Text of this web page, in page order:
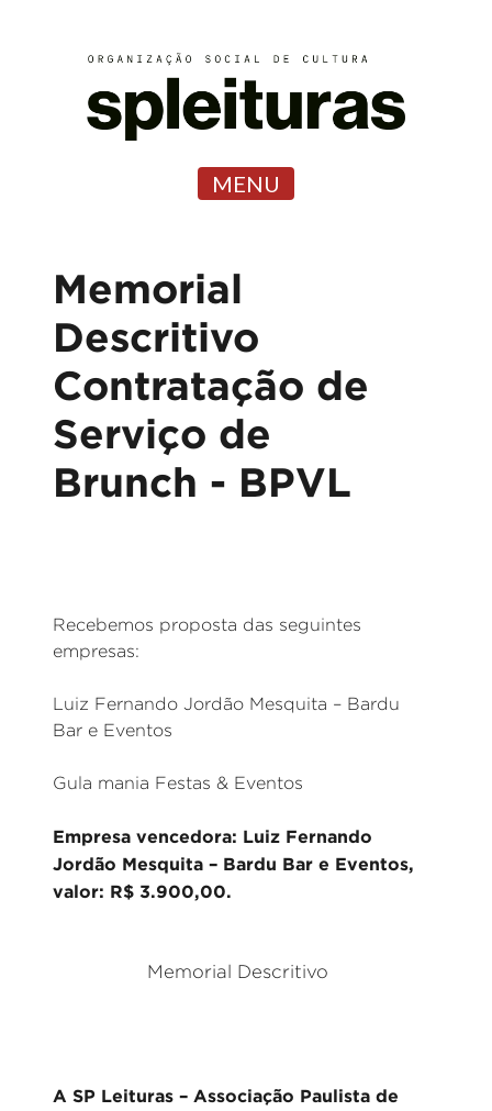
MENU
Memorial
Descritivo
Contratação de
Serviço de
Brunch - BPVL
Recebemos proposta das seguintes
empresas:
Luiz Fernando Jordão Mesquita – Bardu
Bar e Eventos
Gula mania Festas & Eventos
Empresa vencedora: Luiz Fernando
Jordão Mesquita – Bardu Bar e Eventos,
valor: R$ 3.900,00.
Memorial Descritivo
A SP Leituras – Associação Paulista de